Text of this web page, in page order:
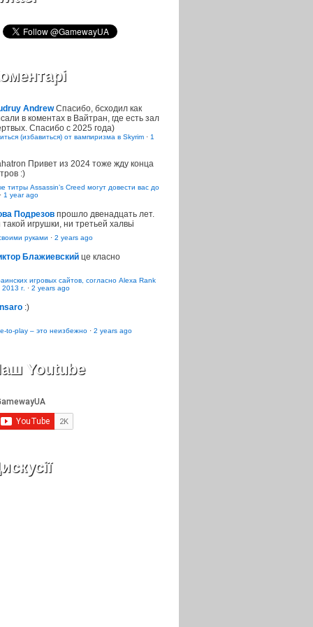
Andrew Спасибо, бсходил как
в коментах в Вайтран, где есть зал
Спасибо с 2025 года)
(избавиться) от вампиризма в Skyrim · 1
Привет из 2024 тоже жду конца
:)
титры Assassin’s Creed могут довести вас до
· 1 year ago
Подрезов прошло двенадцать лет.
такой игрушки, ни третьей халвьі
руками · 2 years ago
Блажиевский це класно
игровых сайтов, согласно Alexa Rank
г. · 2 years ago
:)
to-play – это неизбежно · 2 years ago
Youtube